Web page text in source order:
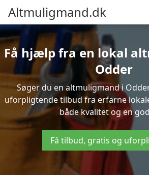
Altmuligmand.dk
Få hjælp fra en lokal
Odder
Søger du en altmuligmand i
uforpligtende tilbud fra erfarne
både kvalitet og en
Få tilbud, gratis og